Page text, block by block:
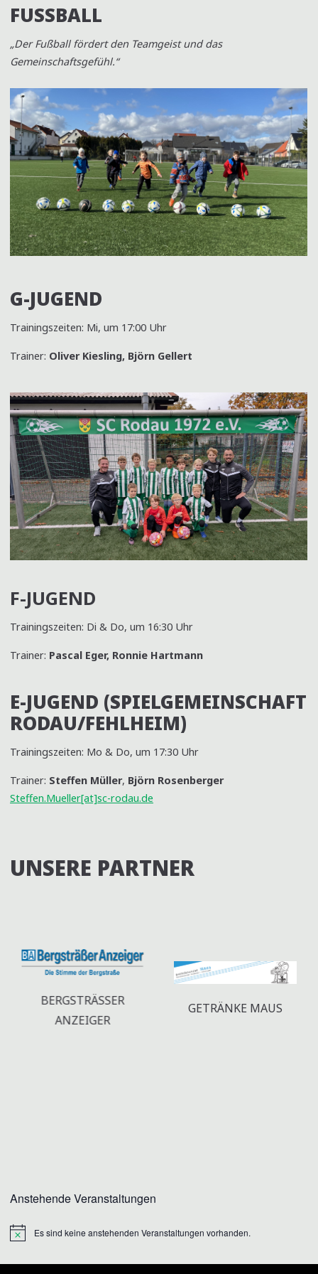
FUSSBALL
„Der Fußball fördert den Teamgeist und das
Gemeinschaftsgefühl.“
G-JUGEND
Trainingszeiten: Mi, um 17:00 Uhr
Trainer: Oliver Kiesling, Björn Gellert
F-JUGEND
Trainingszeiten: Di & Do, um 16:30 Uhr
Trainer: Pascal Eger, Ronnie Hartmann
E-JUGEND (SPIELGEMEINSCHAFT
RODAU/FEHLHEIM)
Trainingszeiten: Mo & Do, um 17:30 Uhr
Trainer: Steffen Müller, Björn Rosenberger
Steffen.Mueller[at]sc-rodau.de
UNSERE PARTNER
BERGSTRÄSSER A
NZEIGER
GETRÄNKE MAUS
Anstehende Veranstaltungen
HinweisEs sind keine anstehenden Veranstaltungen vorhanden.